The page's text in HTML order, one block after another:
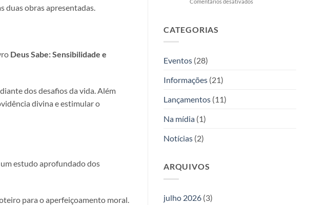
duas obras apresentadas.
Deus Sabe: Sensibilidade e
dos desafios da vida. Além
divina e estimular o
estudo aprofundado dos
para o aperfeiçoamento moral.
livros
recebe
CATEGORIAS
Eventos (28)
Informações (21)
Lançamentos (11)
Na mídia (1)
Notícias (2)
ARQUIVOS
julho 2026 (3)